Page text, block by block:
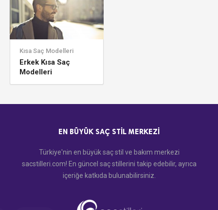
Kısa Saç Modelleri
Erkek Kısa Saç
Modelleri
EN BÜYÜK SAÇ STIL MERKEZI
Türkiye'nin en büyük saç stil ve bakım merkezi
sacstilleri.com! En güncel saç stillerini takip edebilir, ayrıca
içeriğe katkıda bulunabilirsiniz.